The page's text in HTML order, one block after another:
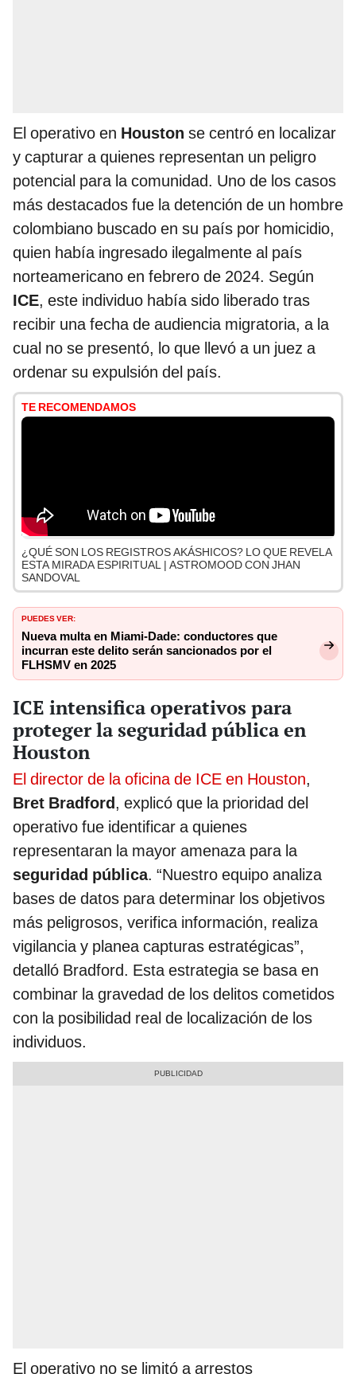
El operativo en Houston se centró en localizar
y capturar a quienes representan un peligro
potencial para la comunidad. Uno de los casos
más destacados fue la detención de un hombre
colombiano buscado en su país por homicidio,
quien había ingresado ilegalmente al país
norteamericano en febrero de 2024. Según
ICE, este individuo había sido liberado tras
recibir una fecha de audiencia migratoria, a la
cual no se presentó, lo que llevó a un juez a
ordenar su expulsión del país.
TE RECOMENDAMOS
¿QUÉ SON LOS REGISTROS AKÁSHICOS? LO QUE REVELA
ESTA MIRADA ESPIRITUAL | ASTROMOOD CON JHAN
SANDOVAL
PUEDES VER:
Nueva multa en Miami-Dade: conductores que
incurran este delito serán sancionados por el
FLHSMV en 2025
ICE intensifica operativos para
proteger la seguridad pública en
Houston
El director de la oficina de ICE en Houston,
Bret Bradford, explicó que la prioridad del
operativo fue identificar a quienes
representaran la mayor amenaza para la
seguridad pública. “Nuestro equipo analiza
bases de datos para determinar los objetivos
más peligrosos, verifica información, realiza
vigilancia y planea capturas estratégicas”,
detalló Bradford. Esta estrategia se basa en
combinar la gravedad de los delitos cometidos
con la posibilidad real de localización de los
individuos.
El operativo no se limitó a arrestos